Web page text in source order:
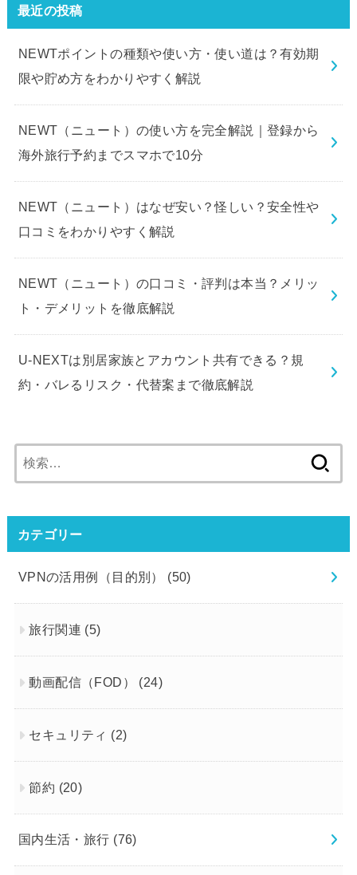
最近の投稿
NEWTポイントの種類や使い方・使い道は？有効期
限や貯め方をわかりやすく解説
NEWT（ニュート）の使い方を完全解説｜登録から
海外旅行予約までスマホで10分
NEWT（ニュート）はなぜ安い？怪しい？安全性や
口コミをわかりやすく解説
NEWT（ニュート）の口コミ・評判は本当？メリッ
ト・デメリットを徹底解説
U-NEXTは別居家族とアカウント共有できる？規
約・バレるリスク・代替案まで徹底解説
索:
カテゴリー
VPNの活用例（目的別） (50)
旅行関連 (5)
動画配信（FOD） (24)
セキュリティ (2)
節約 (20)
国内生活・旅行 (76)